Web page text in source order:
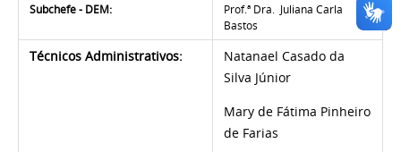
Subchefe - DEM:
Prof.ª Dra. Juliana Carla
Bastos
Técnicos Administrativos:
Natanael Casado da
Silva Júnior
Mary de Fátima Pinheiro
de Farias